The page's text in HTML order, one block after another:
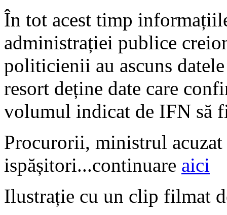
În tot acest timp
administrației publice
politicienii au ascuns
resort deține date care
volumul indicat de IFN să
Procurorii, ministrul
ispășitori...continuare aici
Ilustrație cu un clip filmat